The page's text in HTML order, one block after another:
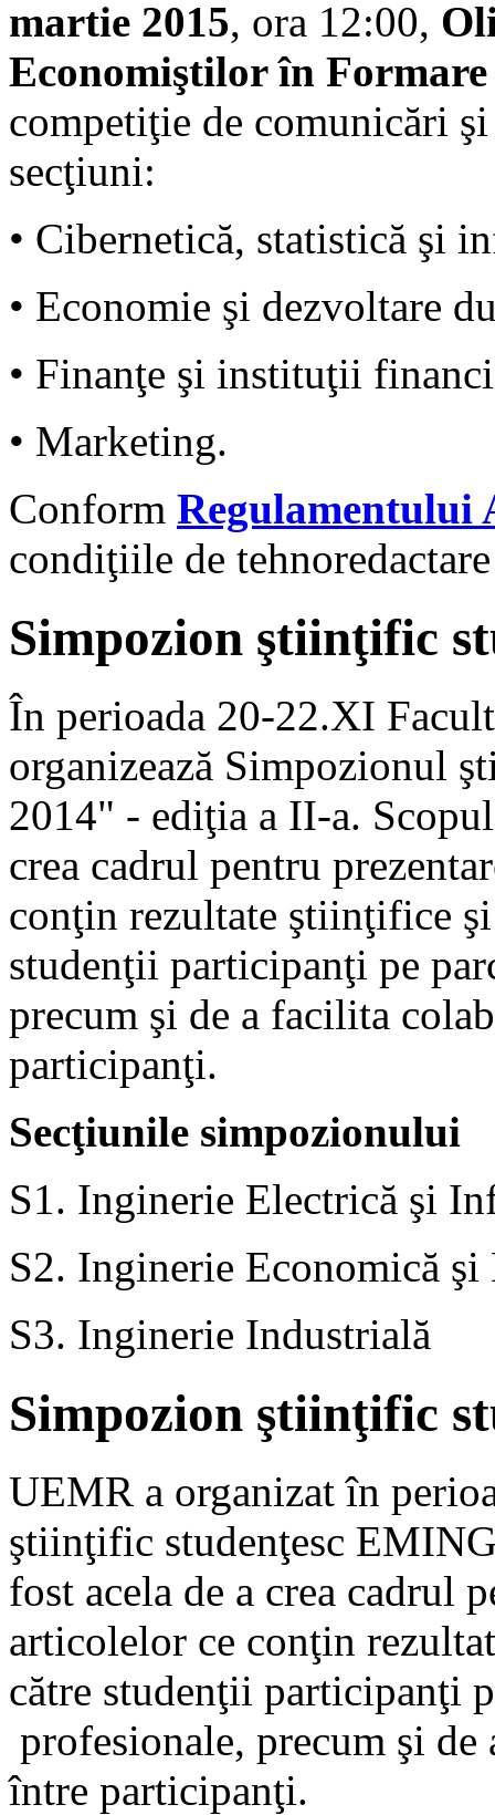
martie 2015, ora 12:00,
Economiştilor în Formare
competiţie de comunicări
secţiuni:
• Cibernetică, statistică şi
• Economie şi dezvoltare
• Finanţe şi instituţii
• Marketing.
Conform Regulamentului
condiţiile de
Simpozion ştiinţific
În perioada 20-22.XI
organizează Simpozionul
2014" - ediţia a II-a.
crea cadrul pentru
conţin rezultate ştiinţifice
studenţii participanţi pe
precum şi de a facilita
participanţi.
Secţiunile simpozionului
S1. Inginerie Electrică şi
S2. Inginerie Economică şi
S3. Inginerie Industrială
Simpozion ştiinţific
UEMR a organizat în
ştiinţific studenţesc
fost acela de a crea cadrul
articolelor ce conţin
către studenţii participanţi
profesionale, precum şi
între participanţi.